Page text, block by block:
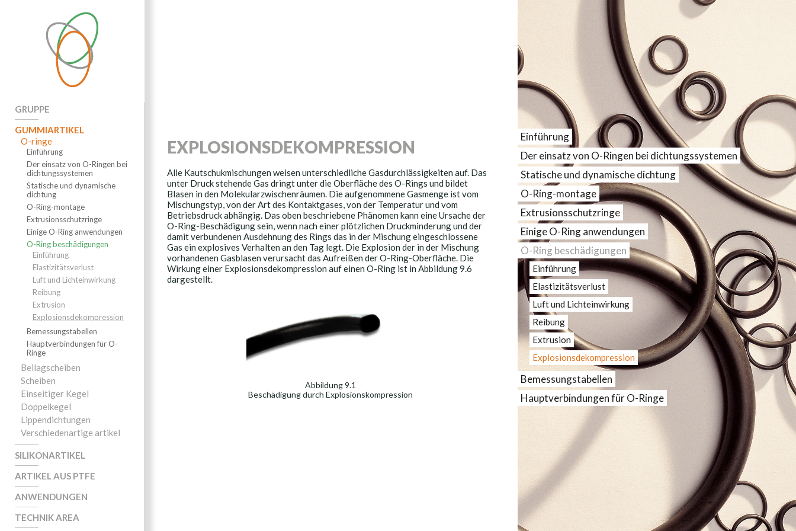
GRUPPE
GUMMIARTIKEL
O-ringe
Einführung
Der einsatz von O-Ringen bei
dichtungssystemen
Statische und dynamische
dichtung
O-Ring-montage
Extrusionsschutzringe
Einige O-Ring anwendungen
O-Ring beschädigungen
Einführung
Elastizitätsverlust
Luft und Lichteinwirkung
Reibung
Extrusion
Explosionsdekompression
Bemessungstabellen
Hauptverbindungen für O-
Ringe
Beilagscheiben
Scheiben
Einseitiger Kegel
Doppelkegel
Lippendichtungen
Verschiedenartige artikel
SILIKONARTIKEL
ARTIKEL AUS PTFE
ANWENDUNGEN
TECHNIK AREA
EXPLOSIONSDEKOMPRESSION
Alle Kautschukmischungen weisen unterschiedliche Gasdurchlässigkeiten auf. Das
unter Druck stehende Gas dringt unter die Oberfläche des O-Rings und bildet
Blasen in den Molekularzwischenräumen. Die aufgenommene Gasmenge ist vom
Mischungstyp, von der Art des Kontaktgases, von der Temperatur und vom
Betriebsdruck abhängig. Das oben beschriebene Phänomen kann eine Ursache der
O-Ring-Beschädigung sein, wenn nach einer plötzlichen Druckminderung und der
damit verbundenen Ausdehnung des Rings das in der Mischung eingeschlossene
Gas ein explosives Verhalten an den Tag legt. Die Explosion der in der Mischung
vorhandenen Gasblasen verursacht das Aufreißen der O-Ring-Oberfläche. Die
Wirkung einer Explosionsdekompression auf einen O-Ring ist in Abbildung 9.6
dargestellt.
Abbildung 9.1
Beschädigung durch Explosionskompression
Einführung
Der einsatz von O-Ringen bei dichtungssystemen
Statische und dynamische dichtung
O-Ring-montage
Extrusionsschutzringe
Einige O-Ring anwendungen
O-Ring beschädigungen
Einführung
Elastizitätsverlust
Luft und Lichteinwirkung
Reibung
Extrusion
Explosionsdekompression
Bemessungstabellen
Hauptverbindungen für O-Ringe